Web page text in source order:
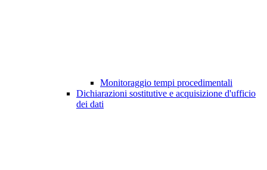
Monitoraggio tempi procedimentali
Dichiarazioni sostitutive e acquisizione d'ufficio
dei dati